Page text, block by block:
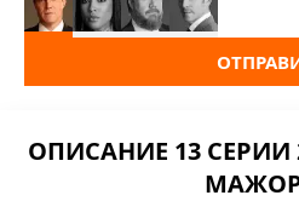
ОПИСАНИЕ 13 СЕРИИ